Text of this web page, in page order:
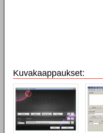
Kuvakaappaukset: